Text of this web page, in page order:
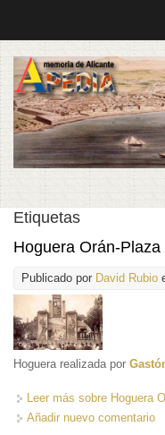
Etiquetas
Hoguera Orán-
Publicado por David Rubio
Hoguera realizada por
Leer más sobre Hoguera
Añadir nuevo comentario